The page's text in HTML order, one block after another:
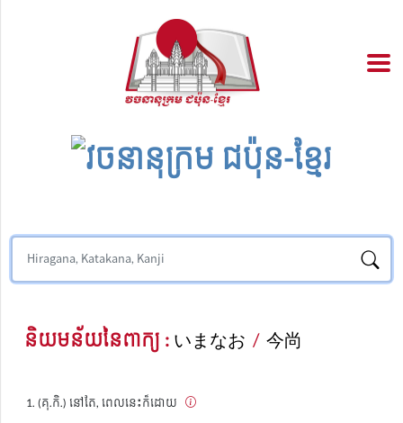
និយមន័យនៃពាក្យ :いまなお / 今尚
(គុ.កិ.) នៅតែ, ពេលនេះក៏ដោយ